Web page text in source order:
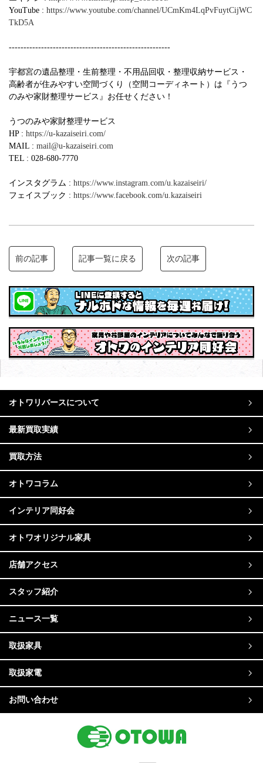
YouTube : https://www.youtube.com/channel/UCmKm4LqPvFuytCijWC
TkD5A
-------------------------------------------------------
宇都宮の遺品整理・生前整理・不用品回収・整理収納サービス・
高齢者が住みやすい空間づくり（空間コーディネート）は『うつ
のみや家財整理サービス』お任せください！
うつのみや家財整理サービス
HP : https://u-kazaiseiri.com/
MAIL : mail@u-kazaiseiri.com
TEL : 028-680-7770
インスタグラム : https://www.instagram.com/u.kazaiseiri/
フェイスブック : https://www.facebook.com/u.kazaiseiri
前の記事 記事一覧に戻る 次の記事
オトワリバースについて
最新買取実績
買取方法
オトワコラム
インテリア同好会
オトワオリジナル家具
店舗アクセス
スタッフ紹介
ニュース一覧
取扱家具
取扱家電
お問い合わせ